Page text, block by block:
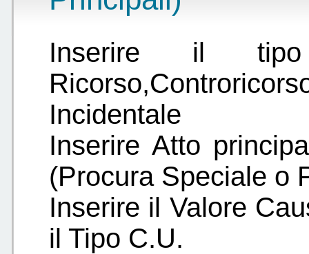
Inserire il
Incidentale
Inserire Atto
(Procura Speciale o
Inserire il Valore
il Tipo C.U.